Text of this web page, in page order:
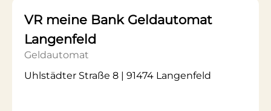
VR meine Bank Geldautomat
Langenfeld
Geldautomat
Uhlstädter Straße 8 | 91474 Langenfeld